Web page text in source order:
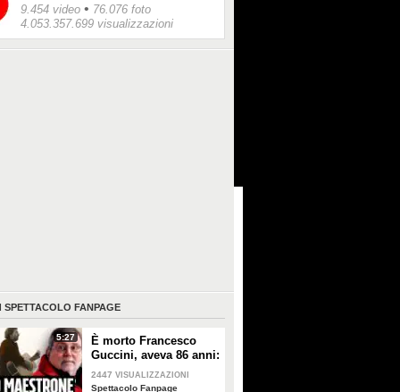
9.454 video • 76.076 foto
4.053.357.699 visualizzazioni
SPETTACOLO FANPAGE
5:27
È morto Francesco
Guccini, aveva 86 anni:
è stato uno dei
cantautori più
2447 VISUALIZZAZIONI
Spettacolo Fanpage